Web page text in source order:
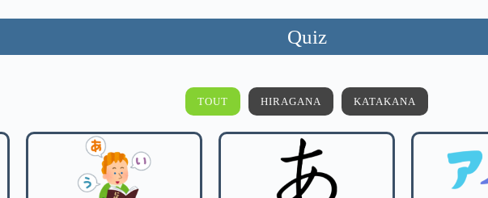
Quiz
TOUT HIRAGANA KATAKANA